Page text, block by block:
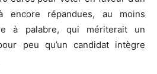
encore répandues, au moins
à palabre, qui mériterait un
peu qu’un candidat intègre